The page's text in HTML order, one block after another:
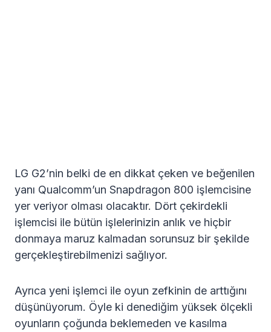
LG G2’nin belki de en dikkat çeken ve beğenilen
yanı Qualcomm’un Snapdragon 800 işlemcisine
yer veriyor olması olacaktır. Dört çekirdekli
işlemcisi ile bütün işlelerinizin anlık ve hiçbir
donmaya maruz kalmadan sorunsuz bir şekilde
gerçekleştirebilmenizi sağlıyor.
Ayrıca yeni işlemci ile oyun zefkinin de arttığını
düşünüyorum. Öyle ki denediğim yüksek ölçekli
oyunların çoğunda beklemeden ve kasılma